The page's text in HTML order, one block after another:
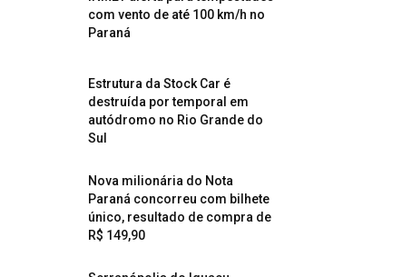
com vento de até 100 km/h no
Paraná
Estrutura da Stock Car é
destruída por temporal em
autódromo no Rio Grande do
Sul
Nova milionária do Nota
Paraná concorreu com bilhete
único, resultado de compra de
R$ 149,90